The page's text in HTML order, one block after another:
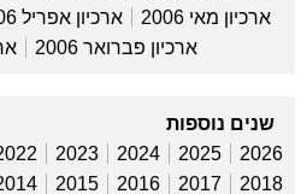
ארכיון מאי 2006
ארכיון אפריל 2006
ארכיון פברואר 2006
שנים נוספות
2026
2025
2024
2023
2018
2017
2016
2015